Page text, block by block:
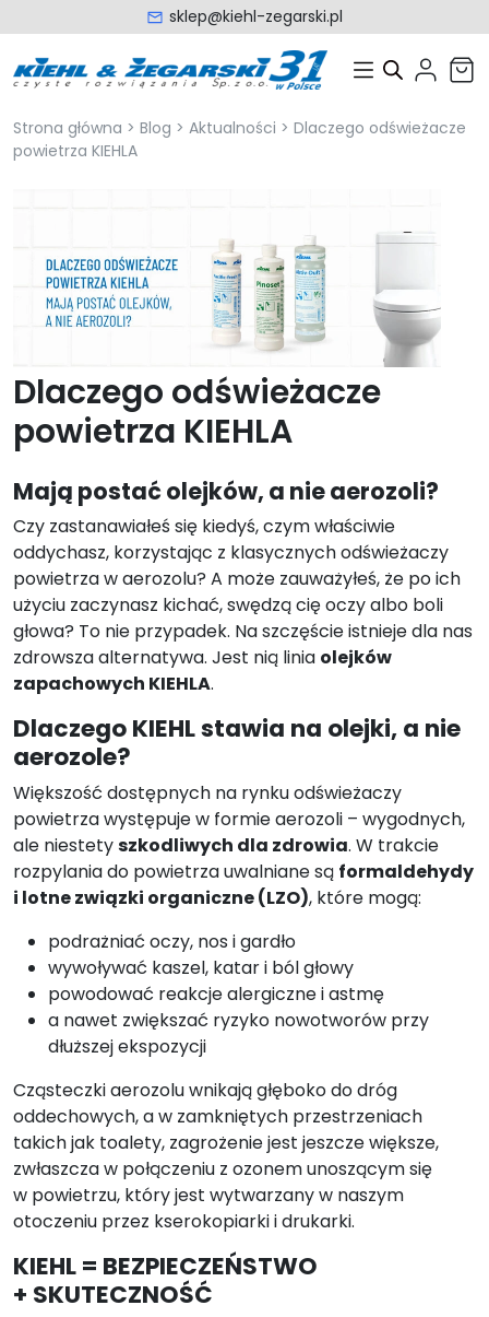
sklep@kiehl-zegarski.pl
Strona główna > Blog > Aktualności > Dlaczego odświeżacze
powietrza KIEHLA
Dlaczego odświeżacze
powietrza KIEHLA
Mają postać olejków, a nie aerozoli?
Czy zastanawiałeś się kiedyś, czym właściwie
oddychasz, korzystając z klasycznych odświeżaczy
powietrza w aerozolu? A może zauważyłeś, że po ich
użyciu zaczynasz kichać, swędzą cię oczy albo boli
głowa? To nie przypadek. Na szczęście istnieje dla nas
zdrowsza alternatywa. Jest nią linia olejków
zapachowych KIEHLA.
Dlaczego KIEHL stawia na olejki, a nie
aerozole?
Większość dostępnych na rynku odświeżaczy
powietrza występuje w formie aerozoli – wygodnych,
ale niestetyszkodliwych dla zdrowia. W trakcie
rozpylania do powietrza uwalniane są formaldehydy
i lotne związki organiczne (LZO), które mogą:
podrażniać oczy, nos i gardło
wywoływać kaszel, katar i ból głowy
powodować reakcje alergiczne i astmę
a nawet zwiększać ryzyko nowotworów przy
dłuższej ekspozycji
Cząsteczki aerozolu wnikają głęboko do dróg
oddechowych, a w zamkniętych przestrzeniach
takich jak toalety, zagrożenie jest jeszcze większe,
zwłaszcza w połączeniu z ozonem unoszącym się
w powietrzu, który jest wytwarzany w naszym
otoczeniu przez kserokopiarki i drukarki.
KIEHL = BEZPIECZEŃSTWO
+ SKUTECZNOŚĆ